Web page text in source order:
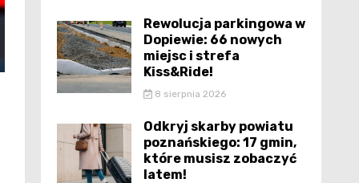
Rewolucja parkingowa w
Dopiewie: 66 nowych
miejsc i strefa
Kiss&Ride!
8 sierpnia 2026
Odkryj skarby powiatu
poznańskiego: 17 gmin,
które musisz zobaczyć
latem!